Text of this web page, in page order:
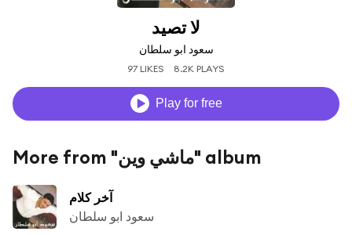
لا تصيد
سعود ابو سلطان
97 LIKES 8.2K PLAYS
Play for free
More from "ماشي وين" album
آخر كلام
سعود ابو سلطان